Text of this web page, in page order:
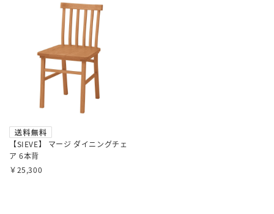
【SIEVE】 マージ ダイニングチェ
ア 6本背
￥25,300